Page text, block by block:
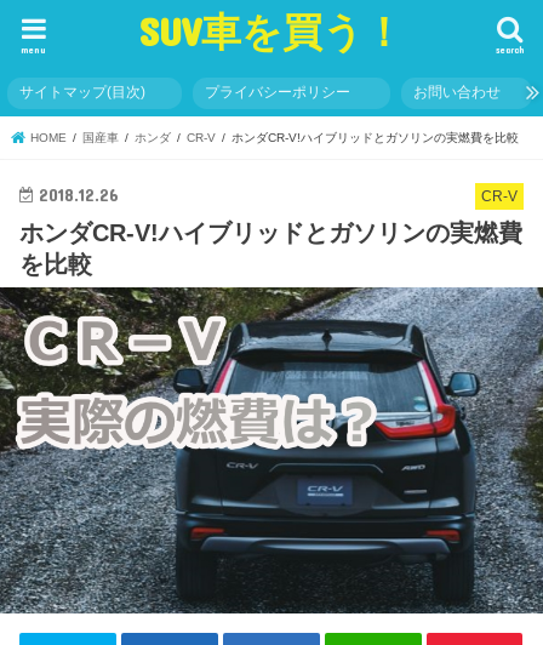
SUV車を買う！ search
menu
サイトマップ(目次) プライバシーポリシー お問い合わせ
HOME 国産車 ホンダ CR-V ホンダCR-V!ハイブリッドとガソリンの実燃費を比較
CR-V
2018.12.26
ホンダCR-V!ハイブリッドとガソリンの実燃費
を比較